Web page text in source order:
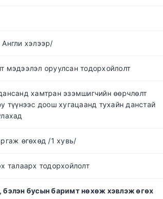
хэлээр/
мэдээлэл оруулсан тодорхойлолт
хамтран эзэмшигчийн өөрчлөлт
түүнээс доош хугацаанд тухайн данстай
өгөхөд /1 хувь/
талаарх тодорхойлолт
бэлэн бусын баримт нөхөж хэвлэж өгөх